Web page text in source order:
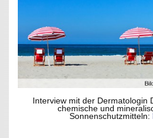
Interview mit der Dermatologin
chemische und
Sonnenschutzmitteln: